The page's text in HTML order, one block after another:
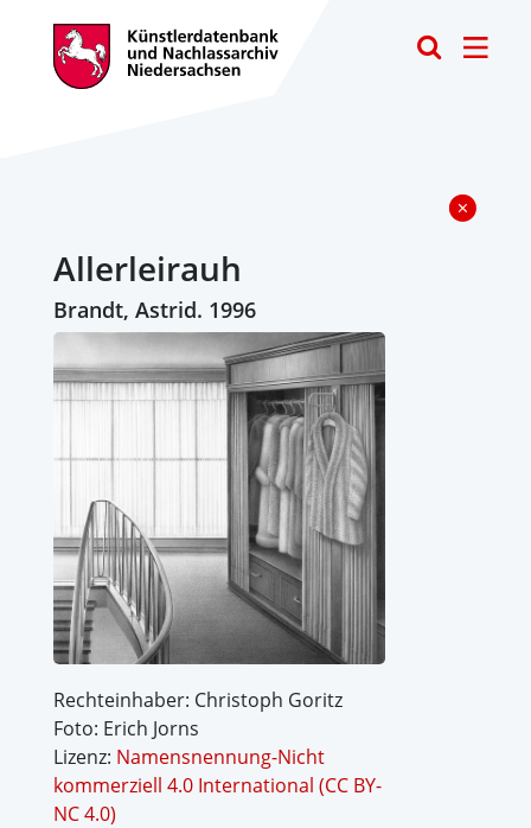
Allerleirauh
Brandt, Astrid. 1996
Rechteinhaber: Christoph Goritz
Foto: Erich Jorns
Lizenz: Namensnennung-Nicht
kommerziell 4.0 International (CC BY-
NC 4.0)